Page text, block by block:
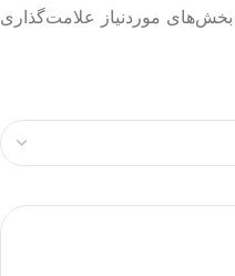
بخش‌های موردنیاز علامت‌گذاری